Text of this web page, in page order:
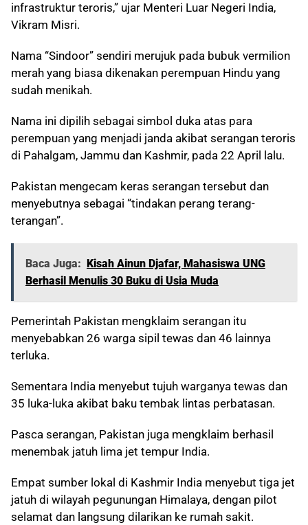
infrastruktur teroris,” ujar Menteri Luar Negeri India,
Vikram Misri.
Nama “Sindoor” sendiri merujuk pada bubuk vermilion
merah yang biasa dikenakan perempuan Hindu yang
sudah menikah.
Nama ini dipilih sebagai simbol duka atas para
perempuan yang menjadi janda akibat serangan teroris
di Pahalgam, Jammu dan Kashmir, pada 22 April lalu.
Pakistan mengecam keras serangan tersebut dan
menyebutnya sebagai “tindakan perang terang-
terangan”.
Baca Juga: Kisah Ainun Djafar, Mahasiswa UNG
Berhasil Menulis 30 Buku di Usia Muda
Pemerintah Pakistan mengklaim serangan itu
menyebabkan 26 warga sipil tewas dan 46 lainnya
terluka.
Sementara India menyebut tujuh warganya tewas dan
35 luka-luka akibat baku tembak lintas perbatasan.
Pasca serangan, Pakistan juga mengklaim berhasil
menembak jatuh lima jet tempur India.
Empat sumber lokal di Kashmir India menyebut tiga jet
jatuh di wilayah pegunungan Himalaya, dengan pilot
selamat dan langsung dilarikan ke rumah sakit.